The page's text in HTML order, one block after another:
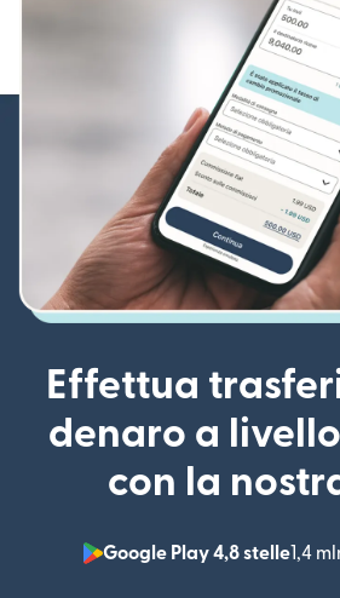
Effettua
denaro a
con la
Google Play 4,8 stelle1,4